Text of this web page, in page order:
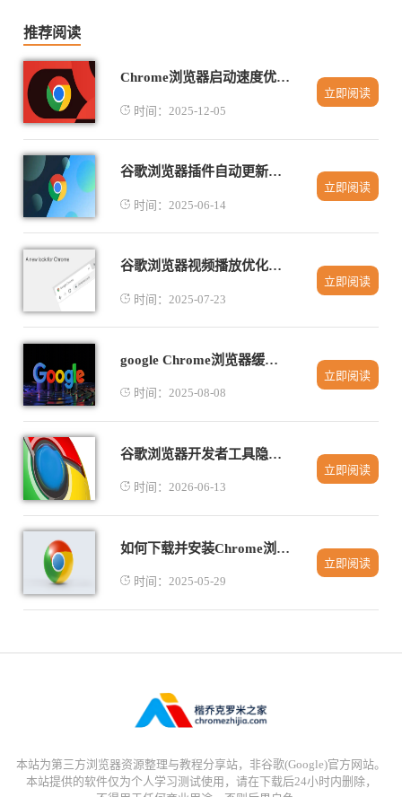
推荐阅读
Chrome浏览器启动速度优化操作方法实操经验
时间：2025-12-05
立即阅读
谷歌浏览器插件自动更新流程改进方法
时间：2025-06-14
立即阅读
谷歌浏览器视频播放优化插件介绍
时间：2025-07-23
立即阅读
google Chrome浏览器缓存占用过大清理方法及教程
时间：2025-08-08
立即阅读
谷歌浏览器开发者工具隐藏功能探索
时间：2026-06-13
立即阅读
如何下载并安装Chrome浏览器并管理扩展权限
时间：2025-05-29
立即阅读
本站为第三方浏览器资源整理与教程分享站，非谷歌(Google)官方网站。
本站提供的软件仅为个人学习测试使用，请在下载后24小时内删除，